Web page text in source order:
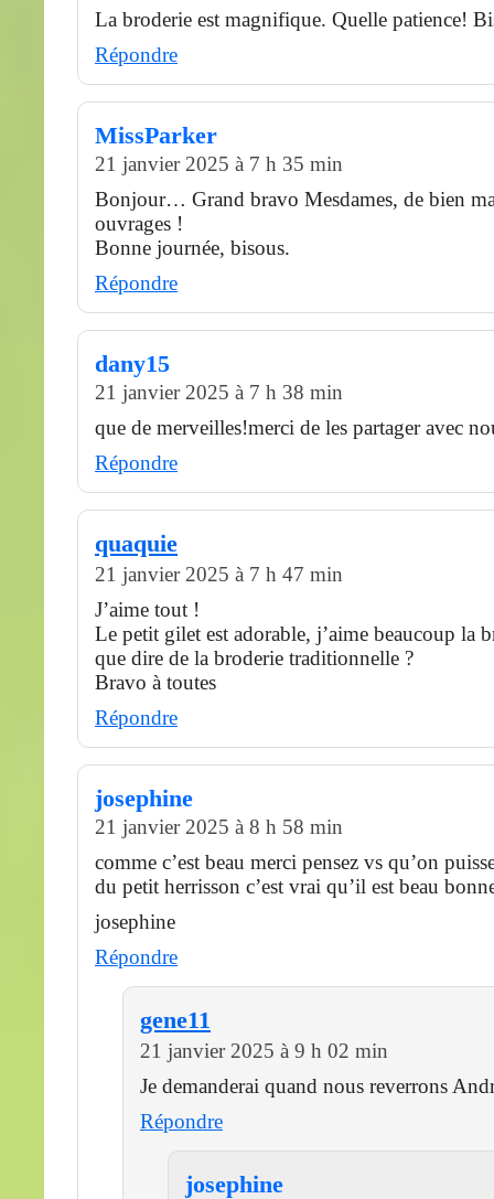
La broderie est magnifique. Quelle patience!
Répondre
MissParker
21 janvier 2025 à 7 h 35 min
Bonjour… Grand bravo Mesdames, de bien
ouvrages !
Bonne journée, bisous.
Répondre
dany15
21 janvier 2025 à 7 h 38 min
que de merveilles!merci de les partager avec
Répondre
quaquie
21 janvier 2025 à 7 h 47 min
J’aime tout !
Le petit gilet est adorable, j’aime beaucoup la
que dire de la broderie traditionnelle ?
Bravo à toutes
Répondre
josephine
21 janvier 2025 à 8 h 58 min
comme c’est beau merci pensez vs qu’on
du petit herrisson c’est vrai qu’il est beau
josephine
Répondre
gene11
21 janvier 2025 à 9 h 02 min
Je demanderai quand nous reverrons
Répondre
josephine